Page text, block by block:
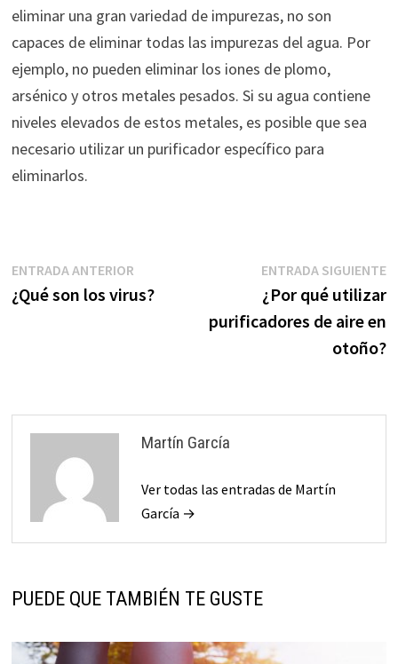
eliminar una gran variedad de impurezas, no son
capaces de eliminar todas las impurezas del agua. Por
ejemplo, no pueden eliminar los iones de plomo,
arsénico y otros metales pesados. Si su agua contiene
niveles elevados de estos metales, es posible que sea
necesario utilizar un purificador específico para
eliminarlos.
Navegación
de
ENTRADA ANTERIOR
anterior:
¿Qué son los virus?
ENTRADA SIGUIENTE
¿Por qué utilizar
purificadores de aire en
otoño?
Martín García
Ver todas las entradas de Martín
García →
PUEDE QUE TAMBIÉN TE GUSTE